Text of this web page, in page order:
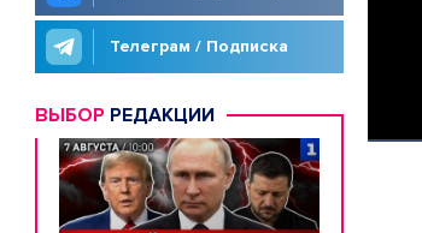
Телеграм / Подписка
ВЫБОР РЕДАКЦИИ